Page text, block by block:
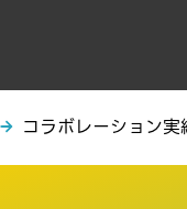
コラボレーション実